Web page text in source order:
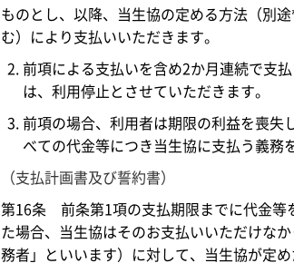
ものとし、以降、当生協の定める方法（別
む）により支払いいただきます。
前項による支払いを含め2か月連続で支
は、利用停止とさせていただきます。
前項の場合、利用者は期限の利益を喪失
べての代金等につき当生協に支払う義務
（支払計画書及び誓約書）
第16条 前条第1項の支払期限までに代金等
た場合、当生協はそのお支払いいただけな
務者」といいます）に対して、当生協が定